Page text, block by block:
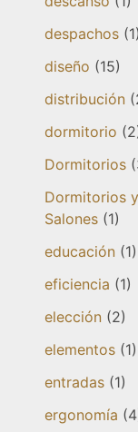
despachos (1)
diseño (15)
distribución
dormitorio
Dormitorios
Dormitorios
Salones (1)
educación (1)
eficiencia (1)
elección (2)
elementos (1)
entradas (1)
ergonomía